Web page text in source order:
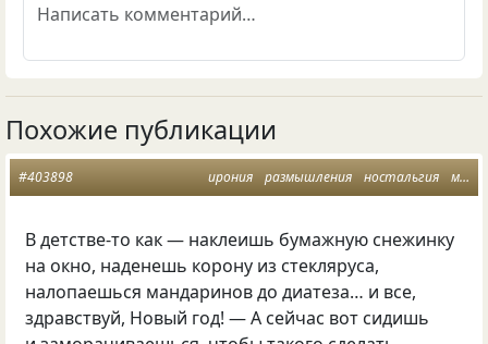
Похожие публикации
ирония размышления ностальгия мысли
#403898
В детстве-то как — наклеишь бумажную снежинку
на окно, наденешь корону из стекляруса,
налопаешься мандаринов до диатеза… и все,
здравствуй, Новый год! — А сейчас вот сидишь